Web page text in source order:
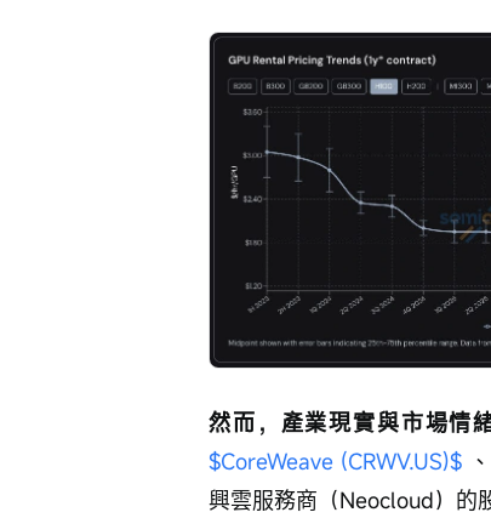
然而，產業現實與市場情
$CoreWeave (CRWV.US)$ 、
興雲服務商（Neocloud）的